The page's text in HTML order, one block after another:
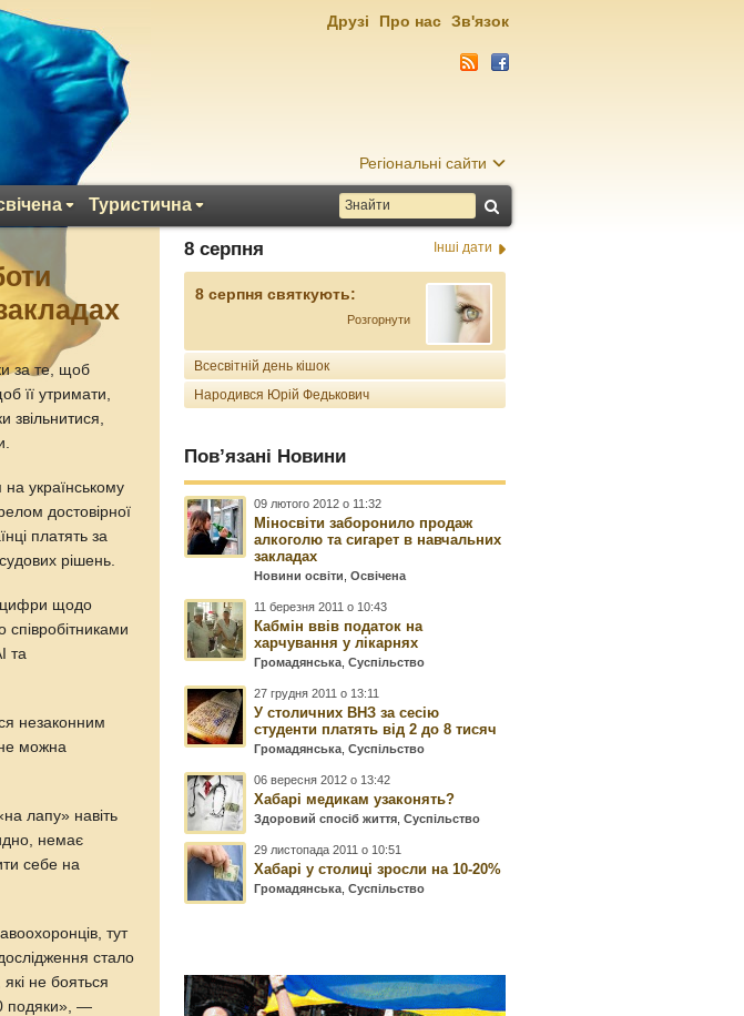
Регіональні сайти
Туристична
Друзі Про нас Зв'язок
за те, щоб
її утримати,
звільнитися,
на українському
достовірної
платять за
рішень.
цифри щодо
співробітниками
та
незаконним
можна
лапу» навіть
немає
себе на
тут
стало
не бояться
подяки», —
8 серпня Інші дати
8 серпня святкують:
Розгорнути
Всесвітній день кішок
Народився Юрій Федькович
Пов’язані Новини
09 лютого 2012 о 11:32
Міносвіти заборонило продаж
алкоголю та сигарет в навчальних
закладах
Новини освіти ,Освічена
11 березня 2011 о 10:43
Кабмін ввів податок на
харчування у лікарнях
Громадянська ,Суспільство
27 грудня 2011 о 13:11
У столичних ВНЗ за сесію
студенти платять від 2 до 8 тисяч
Громадянська ,Суспільство
06 вересня 2012 о 13:42
Хабарі медикам узаконять?
Здоровий спосіб життя ,Суспільство
29 листопада 2011 о 10:51
Хабарі у столиці зросли на 10-20%
Громадянська ,Суспільство